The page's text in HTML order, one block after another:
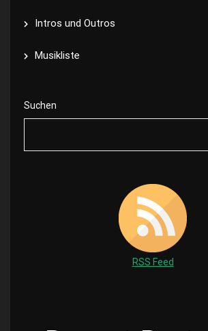
Intros und Outros
Musikliste
Suchen
RSS Feed